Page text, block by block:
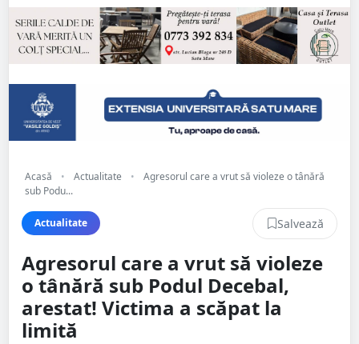
Acasă • Actualitate •
Agresorul care a vrut să violeze o tânără
sub Podu...
Actualitate Salvează
Agresorul care a vrut să violeze
o tânără sub Podul Decebal,
arestat! Victima a scăpat la
limită